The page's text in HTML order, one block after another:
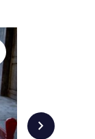
chevron_right